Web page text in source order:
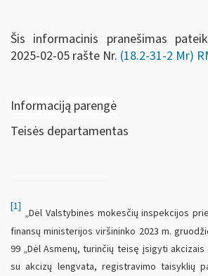
Šis informacinis pranešimas
2025-02-05 rašte Nr. (18.2-31-2 Mr)
Informaciją parengė
Teisės departamentas
[1]
„Dėl Valstybinės mokesčių inspekcijos
finansų ministerijos viršininko 2023 m.
99 „Dėl Asmenų, turinčių teisę įsigyti
su akcizų lengvata, registravimo taisyklių